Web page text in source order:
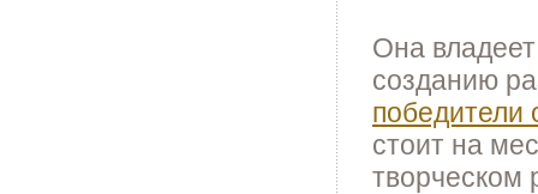
Она
созданию
победители
стоит на
творческом